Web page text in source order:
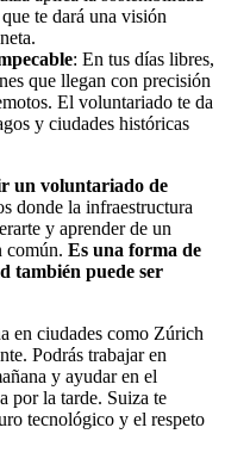
te dará una visión
: En tus días libres,
que llegan con precisión
El voluntariado te da
y ciudades históricas
un voluntariado de
donde la infraestructura
y aprender de un
común. Es una forma de
también puede ser
en ciudades como Zúrich
Podrás trabajar en
y ayudar en el
por la tarde. Suiza te
tecnológico y el respeto